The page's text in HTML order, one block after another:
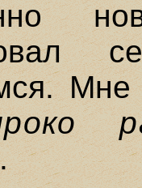
Мне